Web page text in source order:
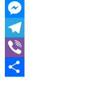
WhatsApp
Messenger
Telegram
Viber